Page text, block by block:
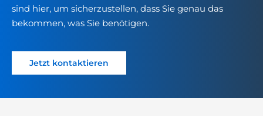
sind hier, um sicherzustellen, dass Sie genau das
bekommen, was Sie benötigen.
Jetzt kontaktieren